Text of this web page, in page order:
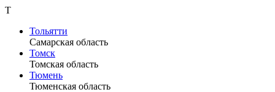
Т
Тольятти
Самарская область
Томск
Томская область
Тюмень
Тюменская область